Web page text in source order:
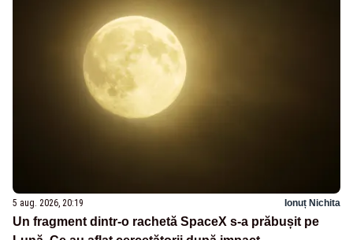
5 aug. 2026, 20:19 Ionuț Nichita
Un fragment dintr-o rachetă SpaceX s-a prăbușit pe